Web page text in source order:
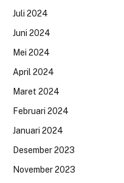
Juli 2024
Juni 2024
Mei 2024
April 2024
Maret 2024
Februari 2024
Januari 2024
Desember 2023
November 2023